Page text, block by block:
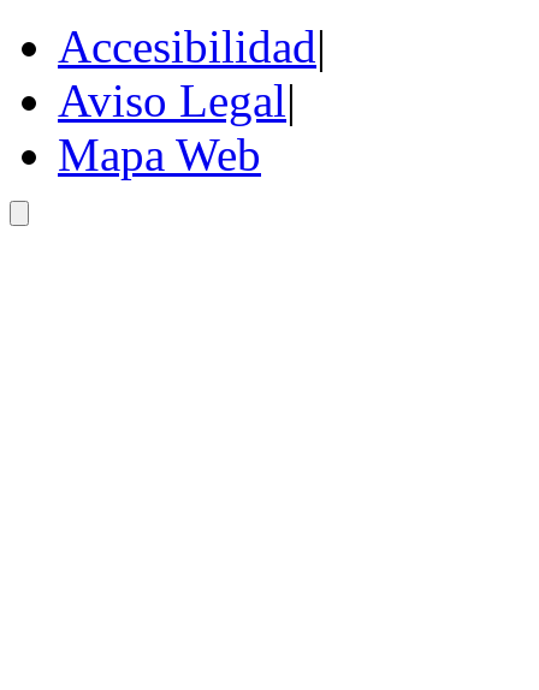
Accesibilidad|
Aviso Legal|
Mapa Web